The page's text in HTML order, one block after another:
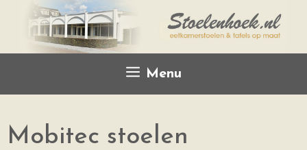
Menu
Mobitec stoelen